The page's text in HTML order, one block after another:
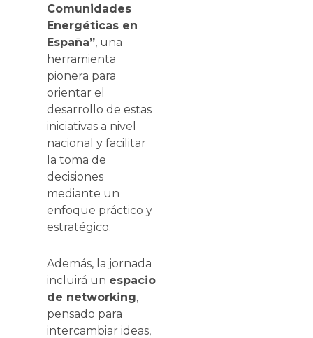
Comunidades
Energéticas en
España”, una
herramienta
pionera para
orientar el
desarrollo de estas
iniciativas a nivel
nacional y facilitar
la toma de
decisiones
mediante un
enfoque práctico y
estratégico.
Además, la jornada
incluirá un espacio
de networking,
pensado para
intercambiar ideas,